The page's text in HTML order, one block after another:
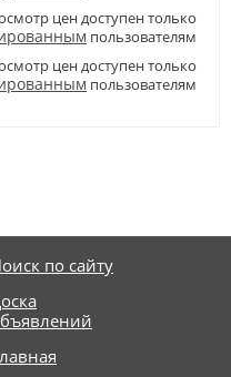
цен доступен только
пользователям
цен доступен только
пользователям
по сайту